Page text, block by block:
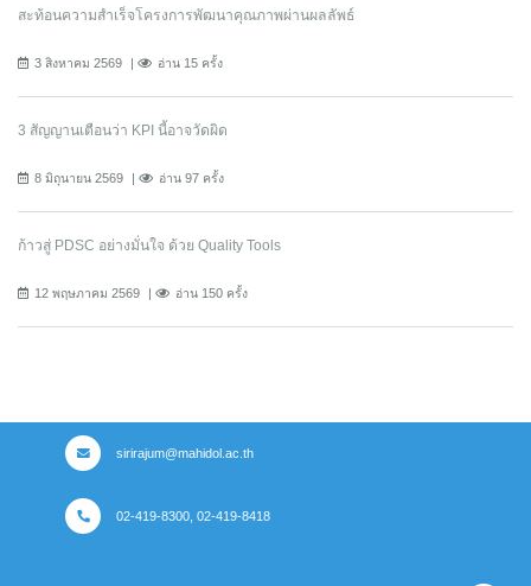
สะท้อนความสำเร็จโครงการพัฒนาคุณภาพผ่านผลลัพธ์
3 สิงหาคม 2569 อ่าน 15 ครั้ง
3 สัญญานเตือนว่า KPI นี้อาจวัดผิด
8 มิถุนายน 2569 อ่าน 97 ครั้ง
ก้าวสู่ PDSC อย่างมั่นใจ ด้วย Quality Tools
12 พฤษภาคม 2569 อ่าน 150 ครั้ง
sirirajum@mahidol.ac.th
02-419-8300, 02-419-8418